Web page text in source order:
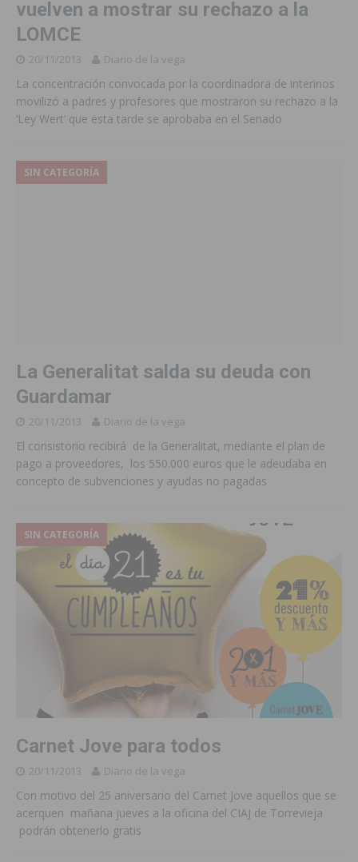
vuelven a mostrar su rechazo a la
LOMCE
20/11/2013 Diario de la vega
La concentración convocada por la coordinadora de interinos
movilizó a padres y profesores que mostraron su rechazo a la
‘Ley Wert’ que esta tarde se aprobaba en el Senado
SIN CATEGORÍA
La Generalitat salda su deuda con
Guardamar
20/11/2013 Diario de la vega
El consistorio recibirá de la Generalitat, mediante el plan de
pago a proveedores, los 550.000 euros que le adeudaba en
concepto de subvenciones y ayudas no pagadas
SIN CATEGORÍA
Carnet Jove para todos
20/11/2013 Diario de la vega
Con motivo del 25 aniversario del Carnet Jove aquellos que se
acerquen mañana jueves a la oficina del CIAJ de Torrevieja
podrán obtenerlo gratis